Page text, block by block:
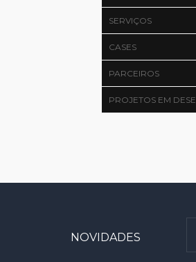
SERVIÇOS
CASES
PARCEIROS
PROJETOS EM
NOVIDADES